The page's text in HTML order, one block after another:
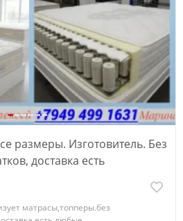
размеры. Изготовитель. Без
доставка есть
матрасы,топперы.без